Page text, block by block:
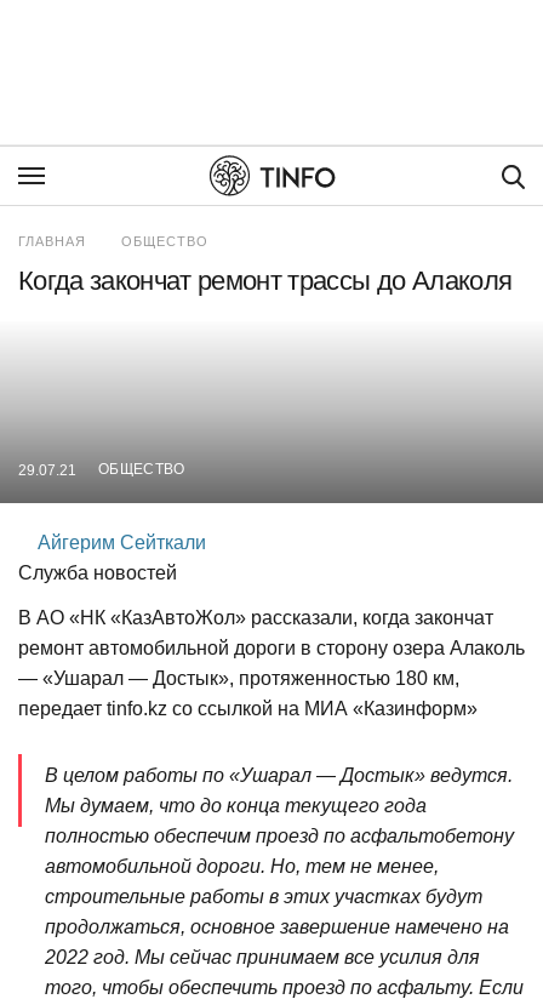
ГЛАВНАЯ ОБЩЕСТВО
Когда закончат ремонт трассы до Алаколя
29.07.21 ОБЩЕСТВО
Айгерим Сейткали
Служба новостей
В АО «НК «КазАвтоЖол» рассказали, когда закончат
ремонт автомобильной дороги в сторону озера Алаколь
— «Ушарал — Достык», протяженностью 180 км,
передает tinfo.kz со ссылкой на МИА «Казинформ»
В целом работы по «Ушарал — Достык» ведутся.
Мы думаем, что до конца текущего года
полностью обеспечим проезд по асфальтобетону
автомобильной дороги. Но, тем не менее,
строительные работы в этих участках будут
продолжаться, основное завершение намечено на
2022 год. Мы сейчас принимаем все усилия для
того, чтобы обеспечить проезд по асфальту. Если